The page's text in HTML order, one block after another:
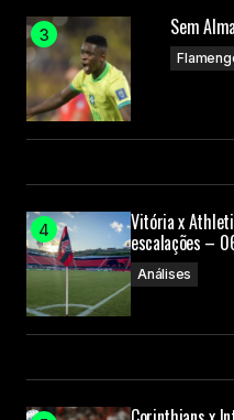
Sem
Vitória x
escalações –
Análises